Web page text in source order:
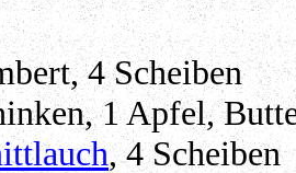
4 Scheiben
1 Apfel,
, 4 Scheiben